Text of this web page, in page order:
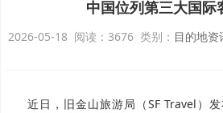
中国位列第三大国际
2026-05-18 阅读：3676 类别： 目的地资
近日，旧金山旅游局（SF Travel）